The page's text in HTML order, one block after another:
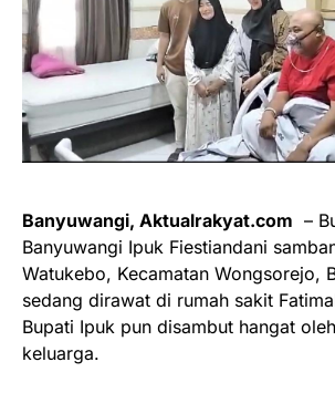
Banyuwangi, Aktualrakyat.com –
Banyuwangi Ipuk Fiestiandani
Watukebo, Kecamatan Wongsorejo,
sedang dirawat di rumah sakit
Bupati Ipuk pun disambut hangat
keluarga.